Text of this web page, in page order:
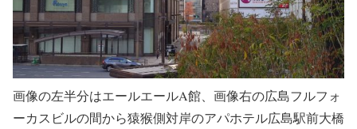
画像の左半分はエールエールA館、画像右の広島フルフォ
ーカスビルの間から猿猴側対岸のアパホテル広島駅前大橋